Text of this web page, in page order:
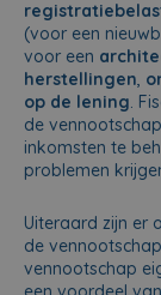
(voor een
voor een
herstellingen,
op de lening.
de
inkomsten te
problemen
Uiteraard zijn er
de
vennootschap